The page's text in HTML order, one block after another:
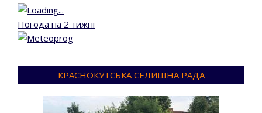
Погода на 2 тижні
КРАСНОКУТСЬКА СЕЛИЩНА РАДА